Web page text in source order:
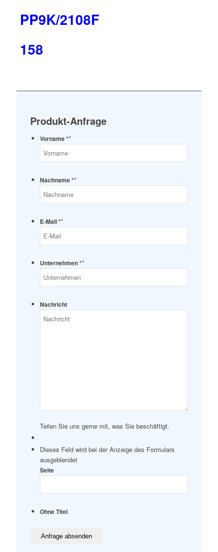
PP9K/2108F
158
Produkt-Anfrage
Vorname **
Nachname **
E-Mail **
Unternehmen **
Nachricht
Teilen Sie uns gerne mit, was Sie beschäftigt.
Dieses Feld wird bei der Anzeige des Formulars
ausgeblendet
Seite
Ohne Titel